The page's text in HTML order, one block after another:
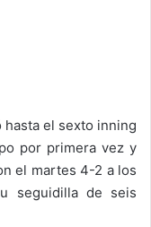
hasta el sexto inning
por primera vez y
el martes 4-2 a los
seguidilla de seis